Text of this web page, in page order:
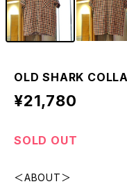
OLD SHARK
¥21,780
SOLD OUT
＜ABOUT＞